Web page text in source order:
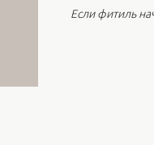
Если фитиль